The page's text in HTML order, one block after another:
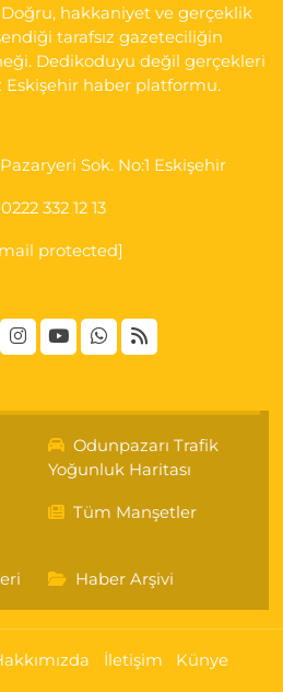
hakkaniyet ve gerçeklik
tarafsız gazeteciliğin
Dedikoduyu değil gerçekleri
haber platformu.
Sok. No:1 Eskişehir
0222 332 12 13
protected]
Odunpazarı Trafik
Yoğunluk Haritası
Tüm Manşetler
Haber Arşivi
İletişim Künye